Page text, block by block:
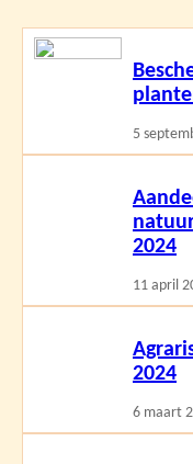
5
Lees
2024
11 april
2024
6 maart